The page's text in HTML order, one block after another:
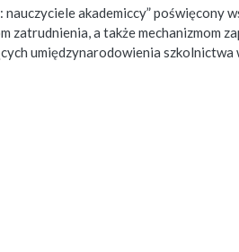
akademiccy” poświęcony
zatrudnienia, a także mechanizmom
umiędzynarodowienia szkolnictwa